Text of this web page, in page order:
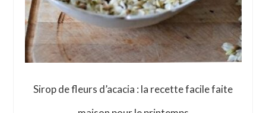
Sirop de fleurs d’acacia : la recette facile faite